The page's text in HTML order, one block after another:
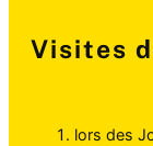
Visites
lors des